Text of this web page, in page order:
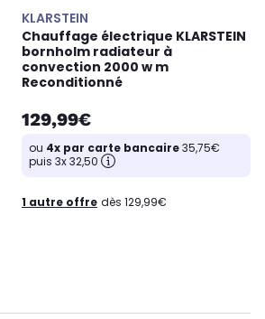
KLARSTEIN
Chauffage électrique KLARSTEIN
bornholm radiateur à
convection 2000 w m
Reconditionné
129,99€
ou 4x par carte bancaire35,75€
puis 3x 32,50
1 autre offre dès 129,99€